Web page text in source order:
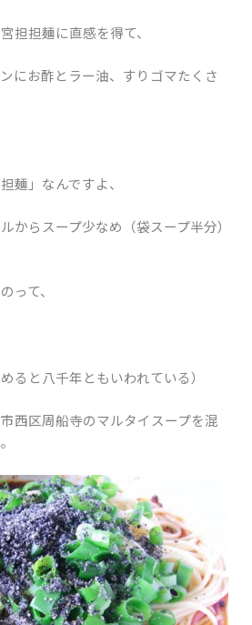
担担麺に直感を得て、
にお酢とラー油、すりゴマたくさ
麺」なんですよ、
からスープ少なめ（袋スープ半分）
って、
ると八千年ともいわれている）
西区周船寺のマルタイスープを混